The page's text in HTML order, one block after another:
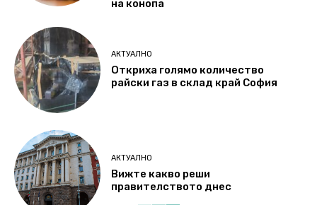
на конопа
АКТУАЛНО
Откриха голямо количество
райски газ в склад край София
АКТУАЛНО
Вижте какво реши
правителството днес